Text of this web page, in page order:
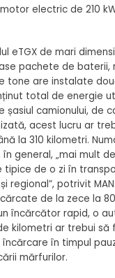
electric de 210
eTGX de mari
pachete de baterii,
tone are instalate
total de energie
șasiul camionului, de
acest lucru ar
la 310 kilometri.
general, „mai mult
tipice de o zi în
regional”, potrivit
de la zece la
încărcător rapid, o
kilometri ar trebui să
în timpul
mărfurilor.